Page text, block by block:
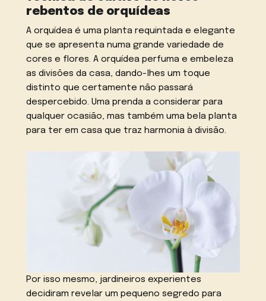
rebentos de orquídeas
A orquídea é uma planta requintada e elegante
que se apresenta numa grande variedade de
cores e flores. A orquídea perfuma e embeleza
as divisões da casa, dando-lhes um toque
distinto que certamente não passará
despercebido. Uma prenda a considerar para
qualquer ocasião, mas também uma bela planta
para ter em casa que traz harmonia à divisão.
Por isso mesmo, jardineiros experientes
decidiram revelar um pequeno segredo para